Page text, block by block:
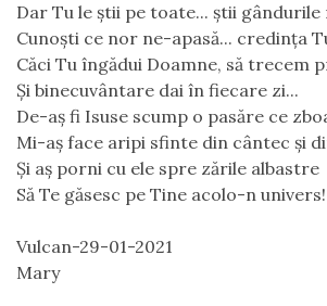
Dar Tu le știi pe toate... știi
Cunoști ce nor ne-apasă... credința
Căci Tu îngădui Doamne, să trecem
Și binecuvântare dai în fiecare zi...
De-aș fi Isuse scump o pasăre ce
Mi-aș face aripi sfinte din cântec și
Și aș porni cu ele spre zările albastre
Să Te găsesc pe Tine acolo-n univers!
Vulcan-29-01-2021
Mary